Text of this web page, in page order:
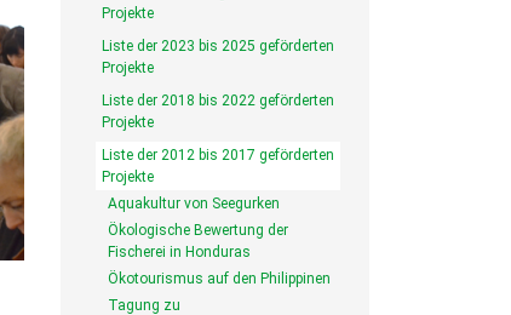
Projekte
Liste der 2023 bis 2025 geförderten
Projekte
Liste der 2018 bis 2022 geförderten
Projekte
Liste der 2012 bis 2017 geförderten
Projekte
Aquakultur von Seegurken
Ökologische Bewertung der
Fischerei in Honduras
Ökotourismus auf den Philippinen
Tagung zu